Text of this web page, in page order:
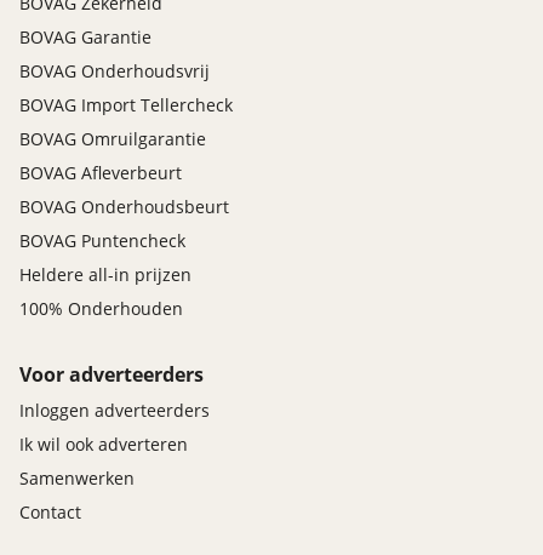
BOVAG Garantie
BOVAG Onderhoudsvrij
BOVAG Import Tellercheck
BOVAG Omruilgarantie
BOVAG Afleverbeurt
BOVAG Onderhoudsbeurt
BOVAG Puntencheck
Heldere all-in prijzen
100% Onderhouden
Voor adverteerders
Inloggen adverteerders
Ik wil ook adverteren
Samenwerken
Contact